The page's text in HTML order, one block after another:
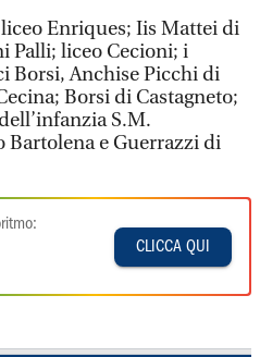
Enriques; Iis Mattei di
Palli; liceo Cecioni; i
Borsi, Anchise Picchi di
Borsi di Castagneto;
S.M.
e Guerrazzi di
CLICCA QUI